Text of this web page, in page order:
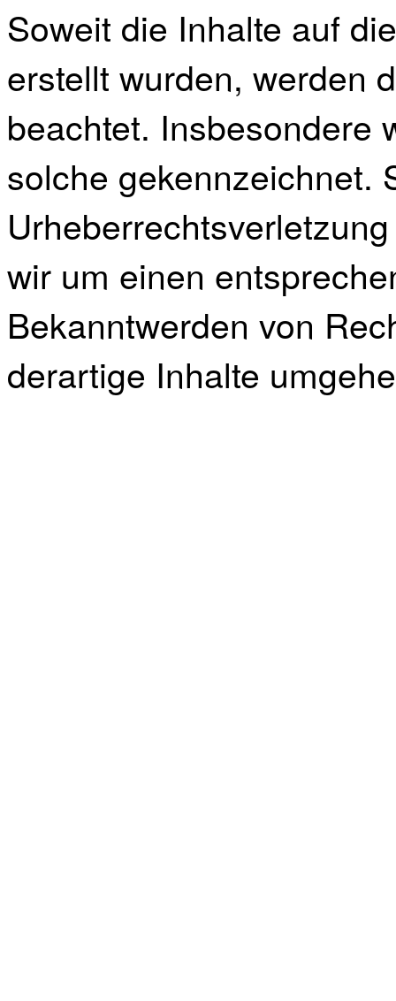
Soweit die Inhalte auf
erstellt wurden, werden
beachtet. Insbesondere
solche gekennzeichnet.
wir um einen
Bekanntwerden von
derartige Inhalte